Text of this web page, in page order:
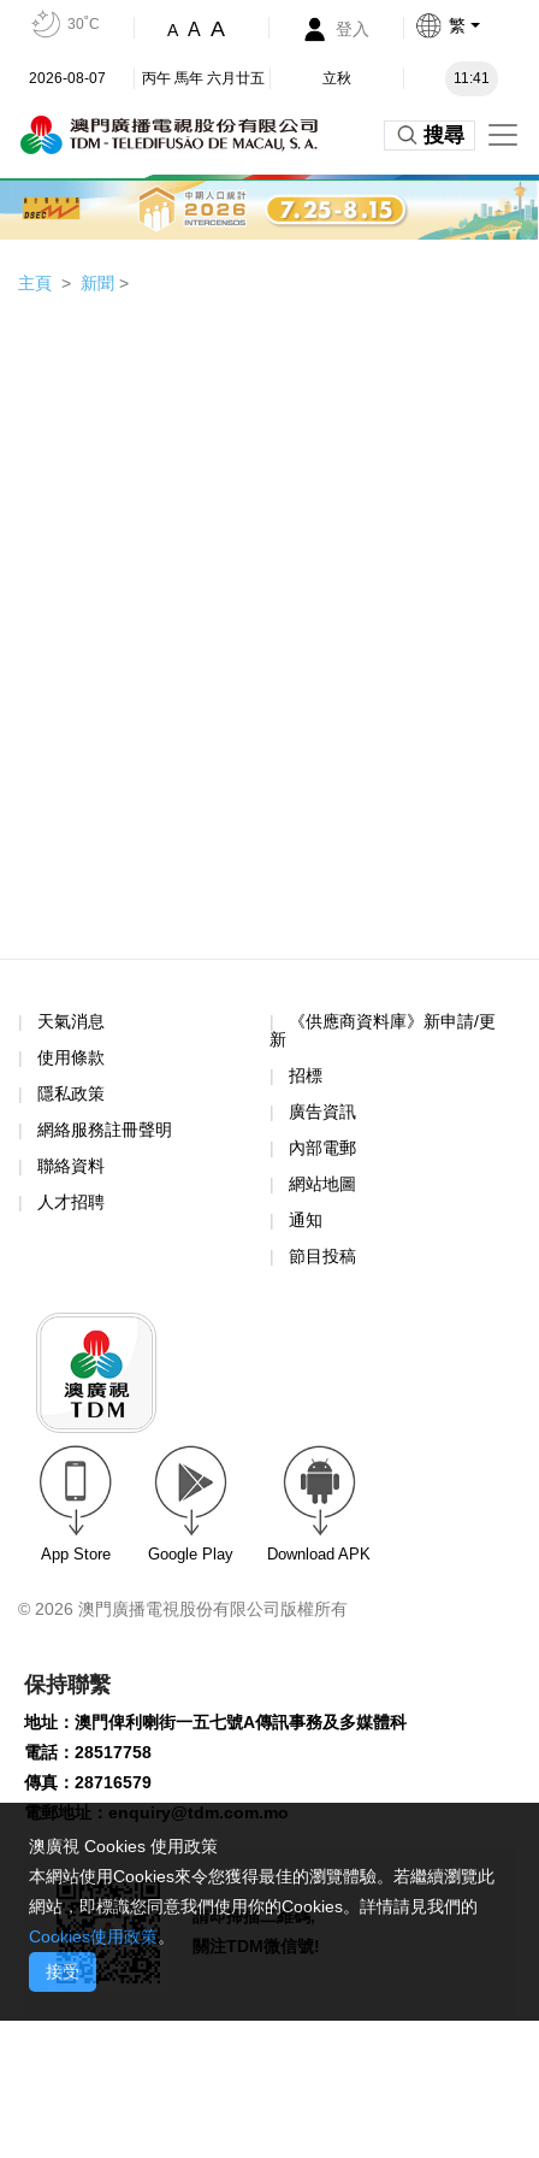
30˚C A A A 登入 繁
2026-08-07 丙午 馬年 六月廿五 立秋 11:41
搜尋
主頁 新聞 >
天氣消息
使用條款
隱私政策
網絡服務註冊聲明
聯絡資料
人才招聘
《供應商資料庫》新申請/更
新
招標
廣告資訊
內部電郵
網站地圖
通知
節目投稿
App Store Google Play Download APK
© 2026 澳門廣播電視股份有限公司版權所有
保持聯繫
地址：澳門俾利喇街一五七號A傳訊事務及多媒體科
電話：28517758
傳真：28716579
電郵地址： enquiry@tdm.com.mo
請即掃描二維碼,
關注TDM微信號!
澳廣視 Cookies 使用政策
本網站使用Cookies來令您獲得最佳的瀏覽體驗。若繼續瀏覽此
網站，即標識您同意我們使用你的Cookies。詳情請見我們的
Cookies使用政策。
接受